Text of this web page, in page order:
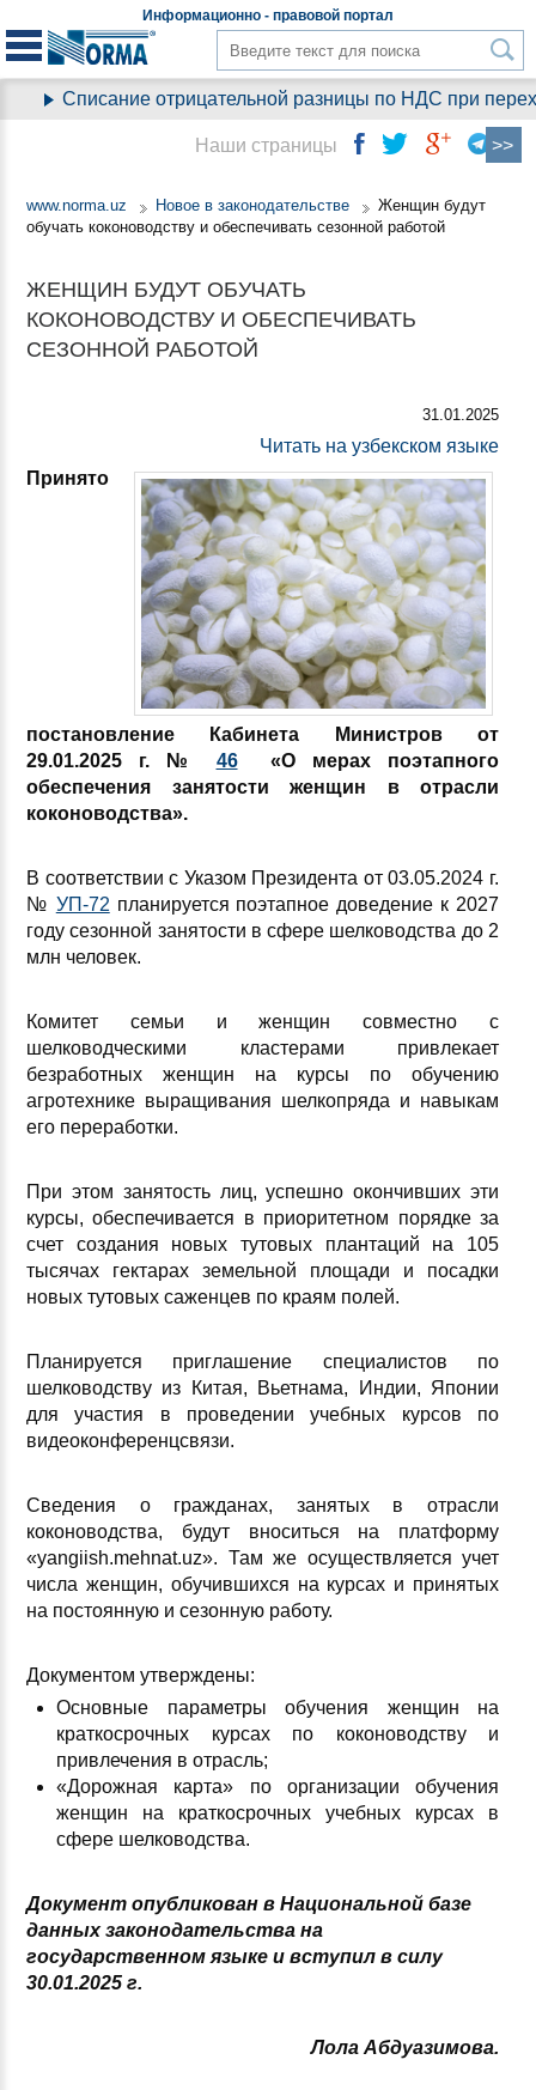
Информационно - правовой портал
Списание отрицательной разницы по НДС при
www.norma.uz Новое в законодательстве
Женщин будут
обучать коконоводству и обеспечивать сезонной работой
ЖЕНЩИН БУДУТ ОБУЧАТЬ
КОКОНОВОДСТВУ И ОБЕСПЕЧИВАТЬ
СЕЗОННОЙ РАБОТОЙ
31.01.2025
Читать на узбекском языке
Принято
постановление Кабинета Министров от
29.01.2025 г. № 46«О мерах поэтапного
обеспечения занятости женщин в отрасли
коконоводства».
В соответствии с Указом Президента от 03.05.2024 г.
№ УП-72 планируется поэтапное доведение к 2027
году сезонной занятости в сфере шелководства до 2
млн человек.
Комитет семьи и женщин совместно с
шелководческими кластерами привлекает
безработных женщин на курсы по обучению
агротехнике выращивания шелкопряда и навыкам
его переработки.
При этом занятость лиц, успешно окончивших эти
курсы, обеспечивается в приоритетном порядке за
счет создания новых тутовых плантаций на 105
тысячах гектарах земельной площади и посадки
новых тутовых саженцев по краям полей.
Планируется приглашение специалистов по
шелководству из Китая, Вьетнама, Индии, Японии
для участия в проведении учебных курсов по
видеоконференцсвязи.
Сведения о гражданах, занятых в отрасли
коконоводства, будут вноситься на платформу
«yangiish.mehnat.uz». Там же осуществляется учет
числа женщин, обучившихся на курсах и принятых
на постоянную и сезонную работу.
Документом утверждены:
Основные параметры обучения женщин на
краткосрочных курсах по коконоводству и
привлечения в отрасль;
«Дорожная карта» по организации обучения
женщин на краткосрочных учебных курсах в
сфере шелководства.
Документ опубликован в Национальной базе
данных законодательства на
государственном языке и вступил в силу
30.01.2025 г.
Лола Абдуазимова.
Наши страницы